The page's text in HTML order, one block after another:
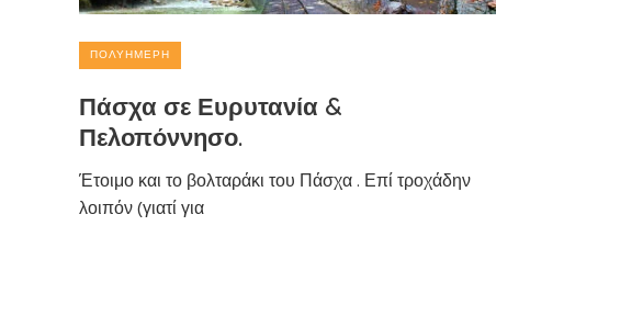
ΠΟΛΥΉΜΕΡΗ
Πάσχα σε Ευρυτανία &
Πελοπόννησο.
Έτοιμο και το βολταράκι του Πάσχα . Επί τροχάδην
λοιπόν (γιατί για